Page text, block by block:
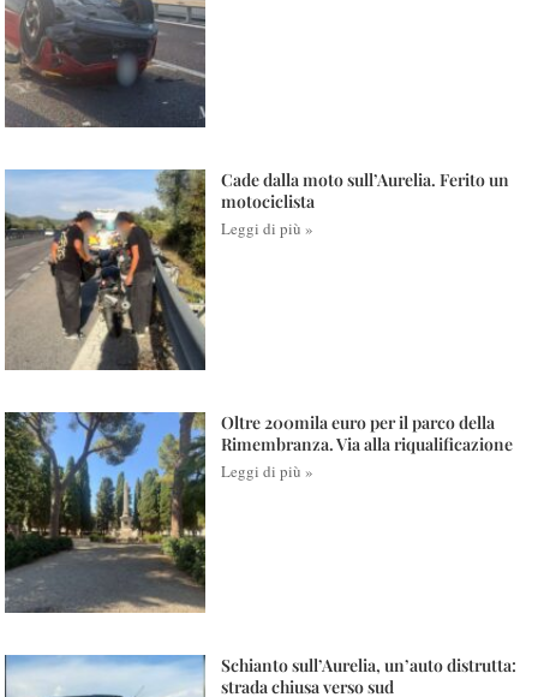
Cade dalla moto sull’Aurelia. Ferito un
motociclista
Leggi di più »
Oltre 200mila euro per il parco della
Rimembranza. Via alla riqualificazione
Leggi di più »
Schianto sull’Aurelia, un’auto distrutta:
strada chiusa verso sud